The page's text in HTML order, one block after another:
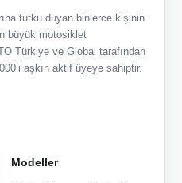
tutku duyan binlerce kişinin
büyük motosiklet
Türkiye ve Global tarafından
aşkın aktif üyeye sahiptir.
Modeller